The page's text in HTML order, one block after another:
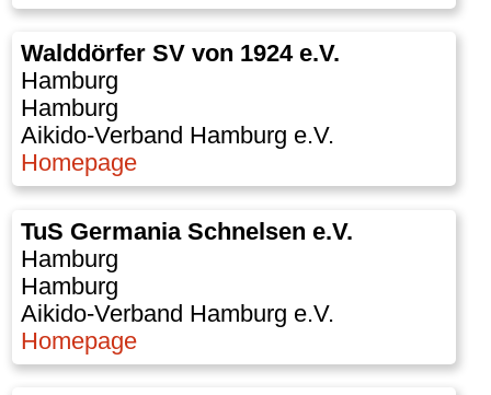
Walddörfer SV von 1924 e.V.
Hamburg
Hamburg
Aikido-Verband Hamburg e.V.
Homepage
TuS Germania Schnelsen e.V.
Hamburg
Hamburg
Aikido-Verband Hamburg e.V.
Homepage